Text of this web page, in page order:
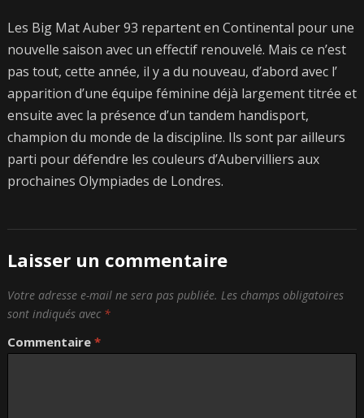
Les Big Mat Auber 93 repartent en Continental pour une
nouvelle saison avec un effectif renouvelé. Mais ce n’est
pas tout, cette année, il y a du nouveau, d’abord avec l’
apparition d’une équipe féminine déjà largement titrée et
ensuite avec la présence d’un tandem handisport,
champion du monde de la discipline. Ils sont par ailleurs
parti pour défendre les couleurs d’Aubervilliers aux
prochaines Olympiades de Londres.
Laisser un commentaire
Votre adresse e-mail ne sera pas publiée. Les champs obligatoires
sont indiqués avec *
Commentaire *